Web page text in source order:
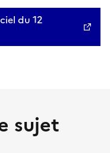
du 12
sujet